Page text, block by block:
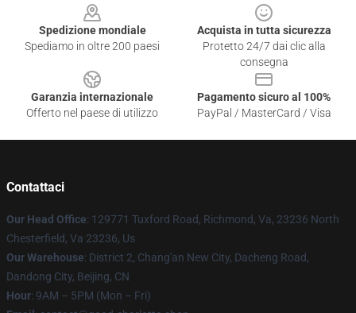
Spedizione mondiale
Spediamo in oltre 200 paesi
Acquista in tutta sicurezza
Protetto 24/7 dai clic alla
consegna
Garanzia internazionale
Offerto nel paese di utilizzo
Pagamento sicuro al 100%
PayPal / MasterCard / Visa
Contattaci
Our Head Office: 129771 Tuxford Road, Richmond, Va, 23236 North
Chesterfield, Va 23236, Us
Our Warehouse: District 2, Chang'an New City, Dacheng Road,
Dandong City, Beijing, CN
Hour: 9AM – 5PM (Mon – Fri)